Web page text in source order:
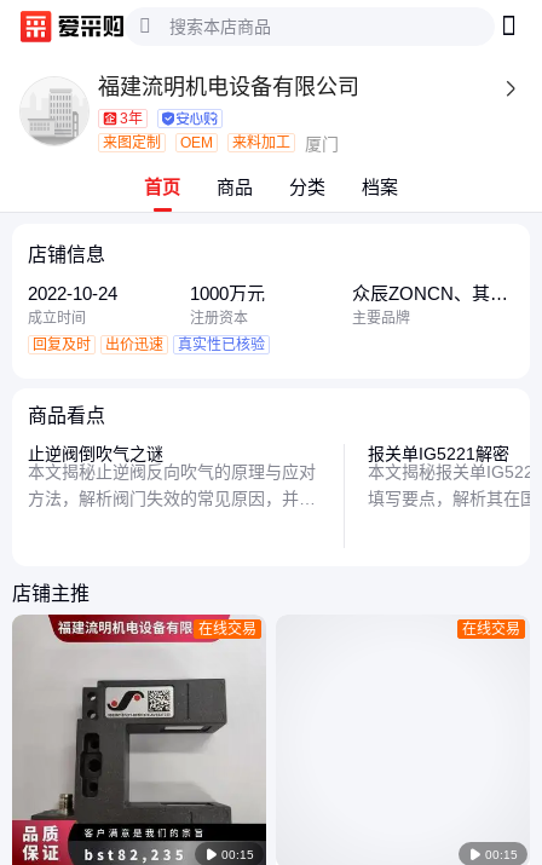
福建流明机电设备有限公司 
3年
来图定制
OEM 来料加工 厦门
首页 商品 分类 档案
店铺信息
2022-10-24
成立时间
1000万元
注册资本
众辰ZONCN、其
他、ENC易能
主要品牌
回复及时
出价迅速 真实性已核验
商品看点
止逆阀倒吹气之谜
本文揭秘止逆阀反向吹气的原理与应对
方法，解析阀门失效的常见原因，并提
报关单IG5221解密
本文揭秘报关单
填写要点，解析其在
店铺主推
 00:15
在线交易
 00:15
在线交易